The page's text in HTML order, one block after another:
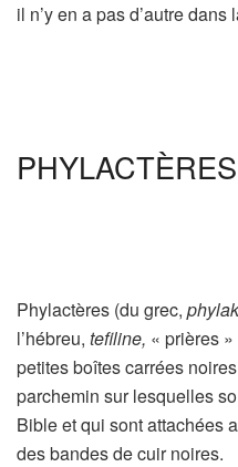
il n’y en a pas d’autre dans
Phylactères (du grec,
l’hébreu, tefiline, « prières
petites boîtes carrées
parchemin sur lesquelles
Bible et qui sont attachées
des bandes de cuir noires.